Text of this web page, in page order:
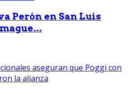
Perón en San Luis